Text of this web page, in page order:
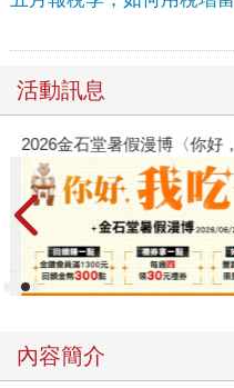
活動訊息
2026金石堂暑假漫博〈你好
內容簡介